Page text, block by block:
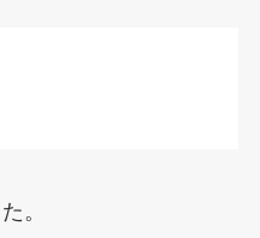
。